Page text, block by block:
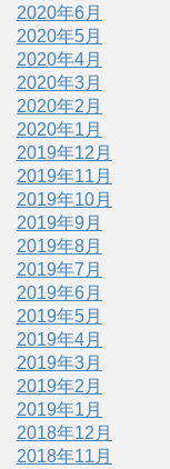
2020年6月
2020年5月
2020年4月
2020年3月
2020年2月
2020年1月
2019年12月
2019年11月
2019年10月
2019年9月
2019年8月
2019年7月
2019年6月
2019年5月
2019年4月
2019年3月
2019年2月
2019年1月
2018年12月
2018年11月